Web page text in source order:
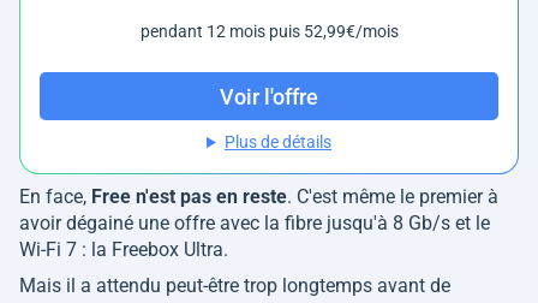
pendant 12 mois puis 52,99€/mois
Voir l'offre
Plus de détails
En face, Free n'est pas en reste. C'est même le premier à
avoir dégainé une offre avec la fibre jusqu'à 8 Gb/s et le
Wi-Fi 7 : la Freebox Ultra.
Mais il a attendu peut-être trop longtemps avant de